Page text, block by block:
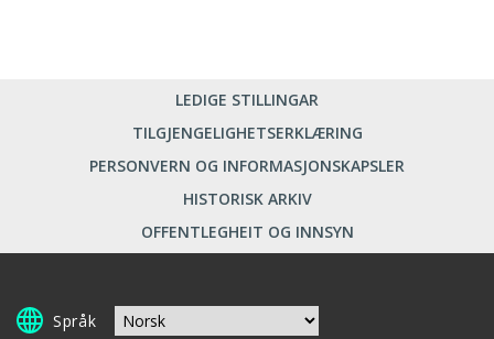
LEDIGE STILLINGAR
TILGJENGELIGHETSERKLÆRING
PERSONVERN OG INFORMASJONSKAPSLER
HISTORISK ARKIV
OFFENTLEGHEIT OG INNSYN
Språk